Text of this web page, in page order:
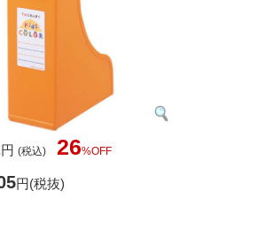
円 (税込) 26%OFF
円(税抜)